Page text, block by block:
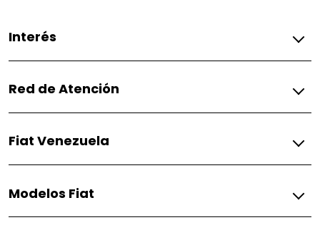
Interés
Red de Atención
Fiat Venezuela
Modelos Fiat